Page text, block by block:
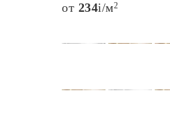
от 234i/м2